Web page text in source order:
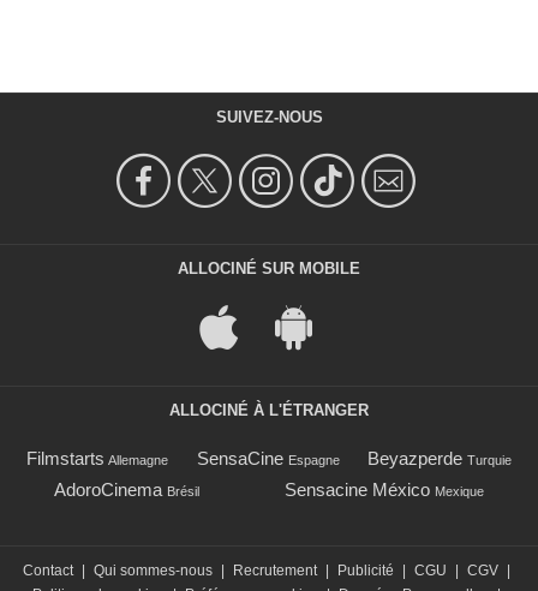
SUIVEZ-NOUS
ALLOCINÉ SUR MOBILE
ALLOCINÉ À L'ÉTRANGER
Filmstarts Allemagne SensaCine Espagne Beyazperde Turquie
AdoroCinema Brésil Sensacine México Mexique
Contact | Qui sommes-nous | Recrutement | Publicité | CGU | CGV |